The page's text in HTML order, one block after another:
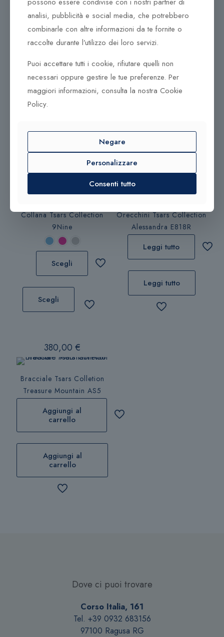
la lavorazione svolta con passione ne distinguono lo
stile inconfondibile.
È l’immagine più preziosa ed essenziale, quella che
evochiamo alla mente quando pensiamo al gioiello
nella sua tradizione, nella forma pulita, nella sua
Collezione Vivace. Sono le piccole cose che
moltiplicano la bellezza e la fanno brillare di luce
Collana Tsars Collection
9Nine
Scegli
Scegli
Le
opzioni
essere
scelte
nella
pagina
del
prodotto
Sold out
Orecchini Tsars Collection
Alessandra E818R
Leggi tutto
Leggi tutto
380,00€
Bracciale Tsars Colletion
Treasure Mountain AS5
Aggiungi al
carrello
Aggiungi al
carrello
Dove ci puoi trovare
Corso Italia, 161
Tel. +39 0932 683156
97100 Ragusa RG
analisi, pubblicità e social media, che potrebbero
combinarle con altre informazioni da te fornite o
raccolte durante l’utilizzo dei loro servizi.
Puoi accettare tutti i cookie, rifiutare quelli non
necessari oppure gestire le tue preferenze. Per
maggiori informazioni, consulta la nostra Cookie
Policy.
Negare
Personalizzare
Consenti tutto